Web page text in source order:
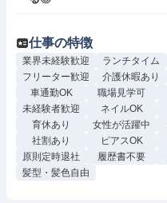
仕事の特徴
業界未経験歓迎 ランチタイム
フリーター歓迎
介護休暇あり
車通勤OK
職場見学可
未経験者歓迎
ネイルOK
育休あり
女性が活躍中
社割あり
ピアスOK
原則定時退社
履歴書不要
髪型・髪色自由